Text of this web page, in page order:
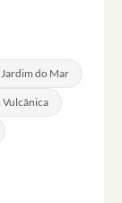
da
Jardim do Mar
Vulcânica